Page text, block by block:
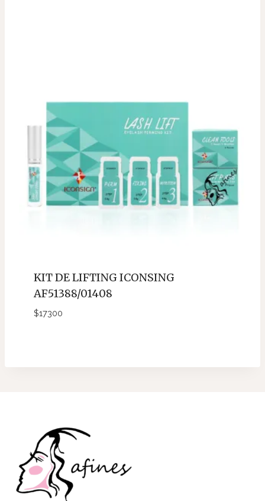
KIT DE LIFTING ICONSING
AF51388/01408
$17300